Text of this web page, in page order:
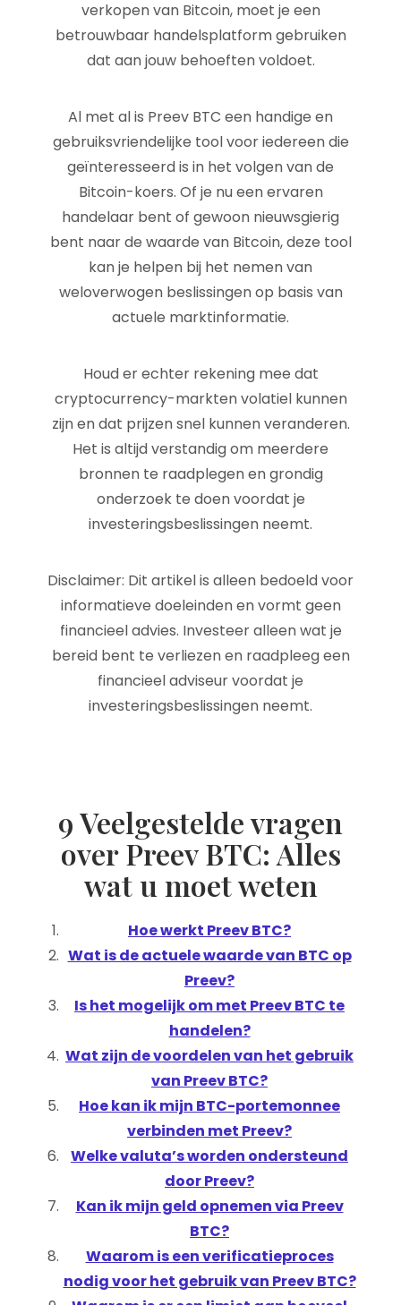
verkopen van Bitcoin, moet je een
betrouwbaar handelsplatform gebruiken
dat aan jouw behoeften voldoet.
Al met al is Preev BTC een handige en
gebruiksvriendelijke tool voor iedereen die
geïnteresseerd is in het volgen van de
Bitcoin-koers. Of je nu een ervaren
handelaar bent of gewoon nieuwsgierig
bent naar de waarde van Bitcoin, deze tool
kan je helpen bij het nemen van
weloverwogen beslissingen op basis van
actuele marktinformatie.
Houd er echter rekening mee dat
cryptocurrency-markten volatiel kunnen
zijn en dat prijzen snel kunnen veranderen.
Het is altijd verstandig om meerdere
bronnen te raadplegen en grondig
onderzoek te doen voordat je
investeringsbeslissingen neemt.
Disclaimer: Dit artikel is alleen bedoeld voor
informatieve doeleinden en vormt geen
financieel advies. Investeer alleen wat je
bereid bent te verliezen en raadpleeg een
financieel adviseur voordat je
investeringsbeslissingen neemt.
9 Veelgestelde vragen
over Preev BTC: Alles
wat u moet weten
Hoe werkt Preev BTC?
Wat is de actuele waarde van BTC op
Preev?
Is het mogelijk om met Preev BTC te
handelen?
Wat zijn de voordelen van het gebruik
van Preev BTC?
Hoe kan ik mijn BTC-portemonnee
verbinden met Preev?
Welke valuta’s worden ondersteund
door Preev?
Kan ik mijn geld opnemen via Preev
BTC?
Waarom is een verificatieproces
nodig voor het gebruik van Preev BTC?